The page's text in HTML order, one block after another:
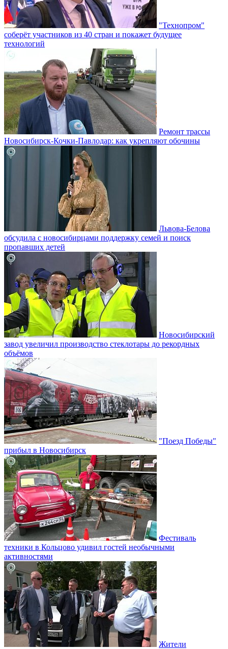
"Технопром"
соберёт участников из 40 стран и покажет будущее
технологий
Ремонт трассы
Новосибирск-Кочки-Павлодар: как укрепляют обочины
Львова-Белова
обсудила с новосибирцами поддержку семей и поиск
пропавших детей
Новосибирский
завод увеличил производство стеклотары до рекордных
объёмов
"Поезд Победы"
прибыл в Новосибирск
Фестиваль
техники в Кольцово удивил гостей необычными
активностями
Жители